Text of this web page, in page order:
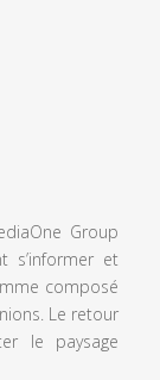
Group
s’informer et
composé
Le retour
le paysage